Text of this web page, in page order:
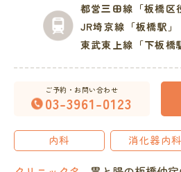
都営三田線 「板橋
JR埼京線 「板橋駅
東武東上線 「下板
ご予約・お問い合わせ
03-3961-0123
内科 消化器内科